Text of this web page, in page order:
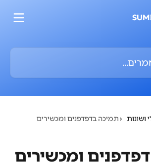
ושונות תמיכה בדפדפנים ומכשירים
ומכשירים